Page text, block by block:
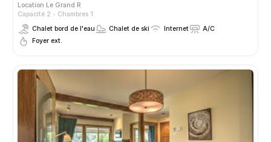
Location Le Grand R
Capacité 2
Chambres 1
Chalet bord de l'eau
Chalet de ski Internet
A/C
Foyer ext.